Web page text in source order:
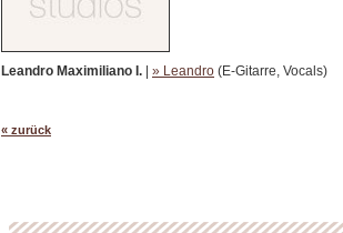
Leandro Maximiliano I. » Leandro (E-Gitarre, Vocals)
« zurück